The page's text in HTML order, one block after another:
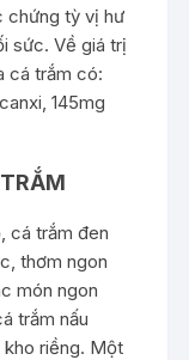
chứng tỳ vị hư
sức. Về giá trị
cá trắm có:
145mg
cá trắm đen
thơm ngon
món ngon
trắm nấu
kho riềng. Một